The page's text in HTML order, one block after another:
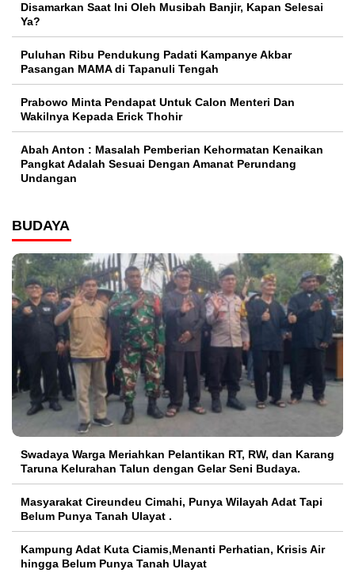
Disamarkan Saat Ini Oleh Musibah Banjir, Kapan Selesai
Ya?
Puluhan Ribu Pendukung Padati Kampanye Akbar
Pasangan MAMA di Tapanuli Tengah
Prabowo Minta Pendapat Untuk Calon Menteri Dan
Wakilnya Kepada Erick Thohir
Abah Anton : Masalah Pemberian Kehormatan Kenaikan
Pangkat Adalah Sesuai Dengan Amanat Perundang
Undangan
BUDAYA
Swadaya Warga Meriahkan Pelantikan RT, RW, dan Karang
Taruna Kelurahan Talun dengan Gelar Seni Budaya.
Masyarakat Cireundeu Cimahi, Punya Wilayah Adat Tapi
Belum Punya Tanah Ulayat .
Kampung Adat Kuta Ciamis,Menanti Perhatian, Krisis Air
hingga Belum Punya Tanah Ulayat